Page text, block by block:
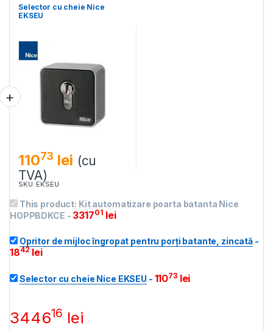
Selector cu cheie Nice
EKSEU
11073 lei (cu
TVA)
SKU: EKSEU
This product: Kit automatizare poarta batanta Nice
HOPPBDKCE - 331701 lei
Opritor de mijloc îngropat pentru porți batante, zincată -
1842 lei
Selector cu cheie Nice EKSEU - 11073 lei
344616 lei